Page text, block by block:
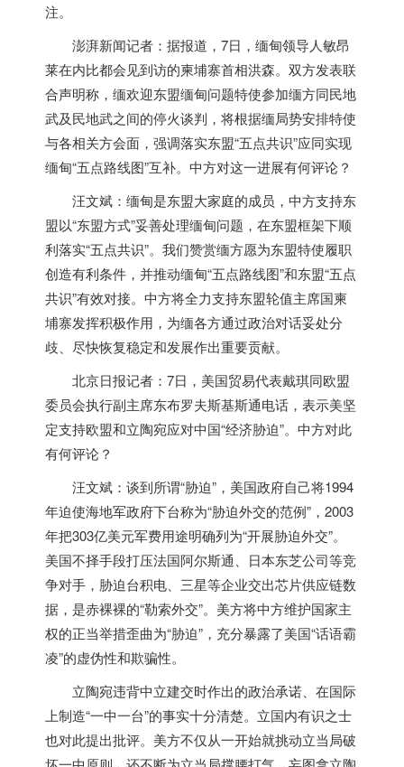
注。
澎湃新闻记者：据报道，7日，缅甸领导人敏昂
莱在内比都会见到访的柬埔寨首相洪森。双方发表联
合声明称，缅欢迎东盟缅甸问题特使参加缅方同民地
武及民地武之间的停火谈判，将根据缅局势安排特使
与各相关方会面，强调落实东盟“五点共识”应同实现
缅甸“五点路线图”互补。中方对这一进展有何评论？
汪文斌：缅甸是东盟大家庭的成员，中方支持东
盟以“东盟方式”妥善处理缅甸问题，在东盟框架下顺
利落实“五点共识”。我们赞赏缅方愿为东盟特使履职
创造有利条件，并推动缅甸“五点路线图”和东盟“五点
共识”有效对接。中方将全力支持东盟轮值主席国柬
埔寨发挥积极作用，为缅各方通过政治对话妥处分
歧、尽快恢复稳定和发展作出重要贡献。
北京日报记者：7日， 美国贸易代表戴琪同欧盟
委员会执行副主席东布罗夫斯基斯通电话，表示美坚
定支持欧盟和立陶宛应对中国“经济胁迫”。中方对此
有何评论？
汪文斌：谈到所谓“胁迫”， 美国政府自己将1994
年迫使海地军政府下台称为“胁迫外交的范例”，2003
年把303亿美元军费用途明确列为“开展胁迫外交”。
美国不择手段打压法国阿尔斯通、日本东芝公司等竞
争对手，胁迫台积电、三星等企业交出芯片供应链数
据，是赤裸裸的“勒索外交”。美方将中方维护国家主
权的正当举措歪曲为“胁迫”，充分暴露了美国“话语霸
凌”的虚伪性和欺骗性。
立陶宛违背中立建交时作出的政治承诺、在国际
上制造“一中一台”的事实十分清楚。立国内有识之士
也对此提出批评。美方不仅从一开始就挑动立当局破